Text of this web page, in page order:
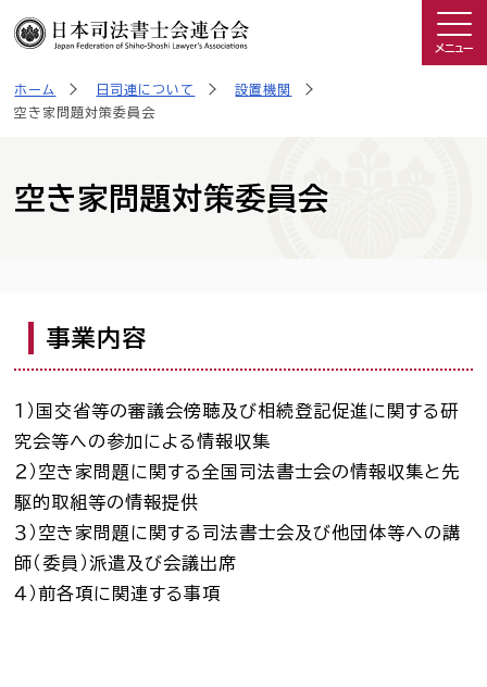
司法書士を知る
こんなときは司法書士
司法書士に相談したい人へ
司法書士を目指す人へ
学生の皆さんへ
メニュー
ホーム 日司連について
設置機関
空き家問題対策委員会
空き家問題対策委員会
事業内容
１）国交省等の審議会傍聴及び相続登記促進に関する研
究会等への参加による情報収集
２）空き家問題に関する全国司法書士会の情報収集と先
駆的取組等の情報提供
３）空き家問題に関する司法書士会及び他団体等への講
師（委員）派遣及び会議出席
４）前各項に関連する事項